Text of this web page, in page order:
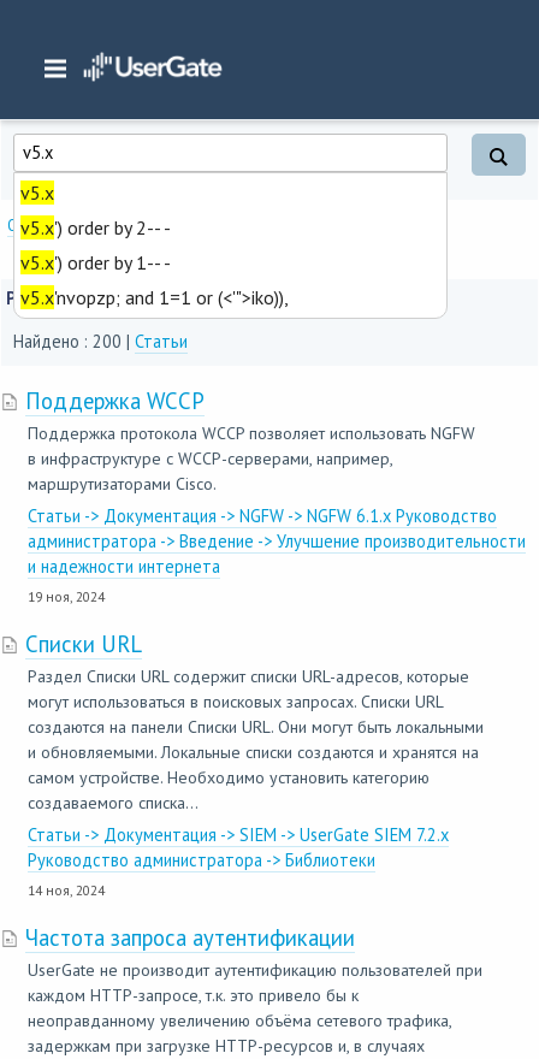
Главная/ Результаты поиска
Опции поиска
Результаты поиска
Найдено : 200 | Статьи
Поддержка WCCP
Поддержка протокола WCCP позволяет использовать NGFW
в инфраструктуре с WCCP-серверами, например,
маршрутизаторами Cisco.
Статьи -> Документация -> NGFW -> NGFW 6.1.x Руководство
администратора -> Введение -> Улучшение производительности
и надежности интернета
19 ноя, 2024
Списки URL
Раздел Списки URL содержит списки URL-адресов, которые
могут использоваться в поисковых запросах. Списки URL
создаются на панели Списки URL. Они могут быть локальными
и обновляемыми. Локальные списки создаются и хранятся на
самом устройстве. Необходимо установить категорию
создаваемого списка...
Статьи -> Документация -> SIEM -> UserGate SIEM 7.2.x
Руководство администратора -> Библиотеки
14 ноя, 2024
Частота запроса аутентификации
UserGate не производит аутентификацию пользователей при
каждом HTTP-запросе, т.к. это привело бы к
неоправданному увеличению объёма сетевого трафика,
задержкам при загрузке HTTP-ресурсов и, в случаях
v5.x
v5.x') order by 2-- -
v5.x') order by 1-- -
v5.x'nvopzp; and 1=1 or (<'">iko)),